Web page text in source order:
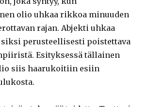
olio uhkaa rikkoa minuuden
rajan. Abjekti uhkaa
siksi perusteellisesti poistettava
Esityksessä tällainen
siis haarukoitiin esiin